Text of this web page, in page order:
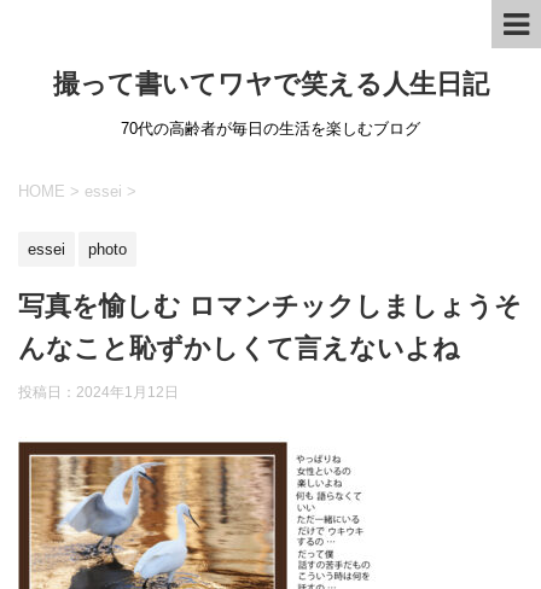
撮って書いてワヤで笑える人生日記
70代の高齢者が毎日の生活を楽しむブログ
HOME > essei >
essei photo
写真を愉しむ ロマンチックしましょうそ
んなこと恥ずかしくて言えないよね
投稿日： 2024年1月12日